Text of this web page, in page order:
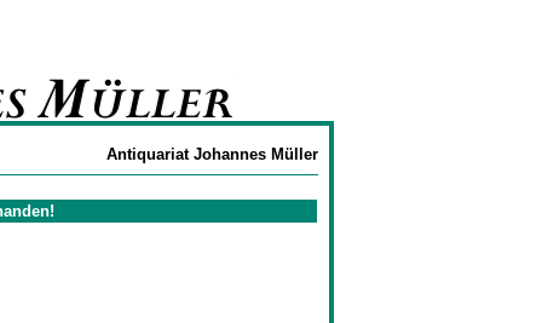
Antiquariat Johannes Müller